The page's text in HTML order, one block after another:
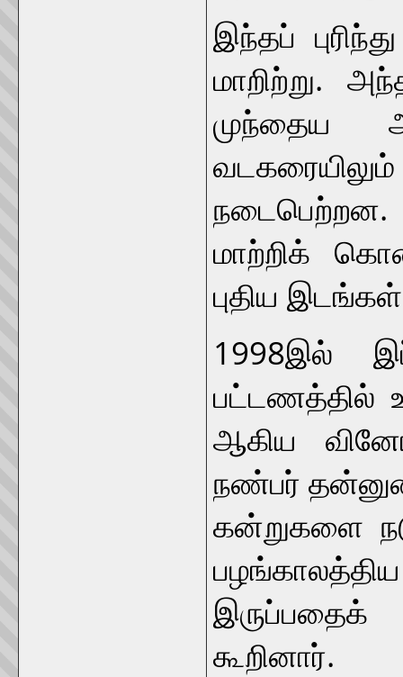
இந்தப்
மாறிற்று.
முந்தைய
மாற்றிக்
புதிய
1998இல்
பட்டணத்தில்
ஆகிய
நண்பர்
கன்றுகளை
கூறினார்.